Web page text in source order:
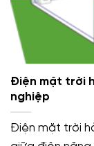
Điện mặt trời
nghiệp
Điện mặt trời